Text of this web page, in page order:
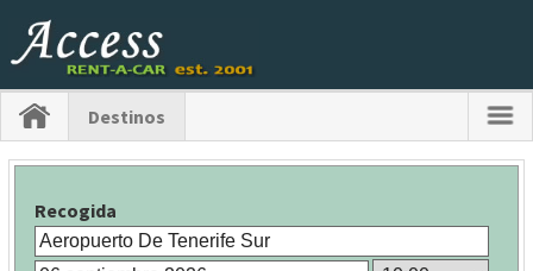
Destinos
Recogida